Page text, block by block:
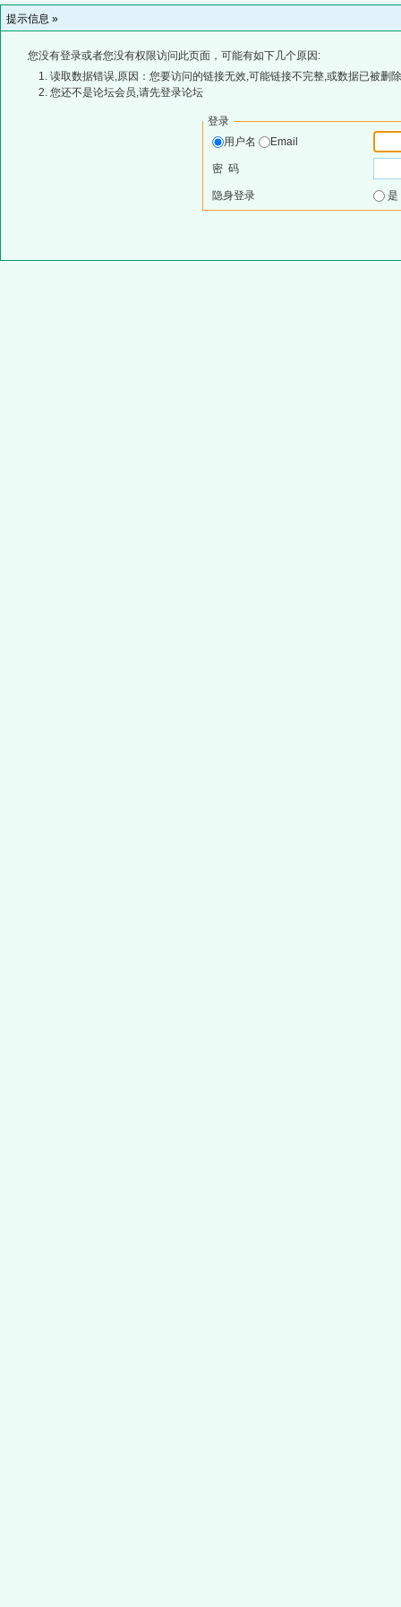
提示信息 »
您没有登录或者您没有权限访问此页面，可能有如下几个原因:
读取数据错误,原因：您要访问的链接无效,可能链接不完整,或数据已被删
您还不是论坛会员,请先登录论坛
登录
用户名
Email
密 码
隐身登录